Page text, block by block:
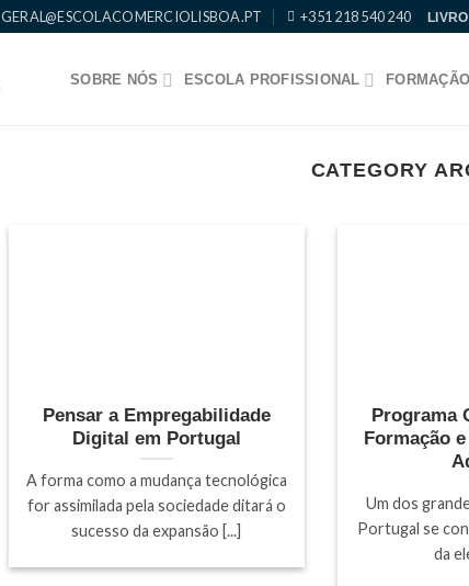
GERAL@ESCOLACOMERCIOLISBOA.PT +351 218 540 240
SOBRE NÓS ESCOLA PROFISSIONAL
CATEGORY
Pensar a Empregabilidade
Digital em Portugal
A forma como a mudança tecnológica
for assimilada pela sociedade ditará o
sucesso da expansão [...]
Programa
Formação
Um dos
Portugal se
da